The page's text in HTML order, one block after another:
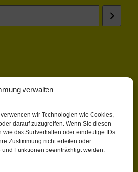
verwalten
wir Technologien wie Cookies,
darauf zuzugreifen. Wenn Sie diesen
wie das Surfverhalten oder eindeutige IDs
Zustimmung nicht erteilen oder
Funktionen beeinträchtigt werden.